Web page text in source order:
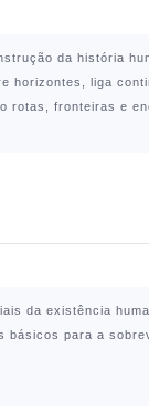
da história
horizontes, liga
rotas, fronteiras e
da existência
básicos para a